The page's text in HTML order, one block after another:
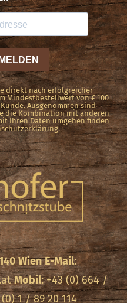
direkt nach erfolgreicher
Mindestbestellwert von € 100
Ausgenommen sind
die Kombination mit anderen
Ihren Daten umgehen finden
Wien E-Mail:
Mobil: +43 (0) 664 /
1 / 89 20 114